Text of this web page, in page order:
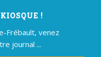
!
Frébault, venez
journal ...